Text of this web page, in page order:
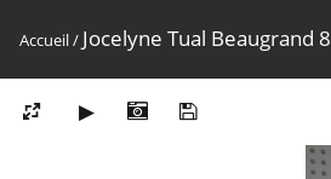
Accueil/ Jocelyne Tual Beaugrand 8